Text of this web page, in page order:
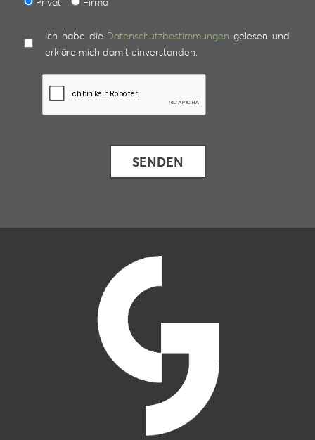
Ich habe die Datenschutzbestimmungen gelesen und
erkläre mich damit einverstanden.